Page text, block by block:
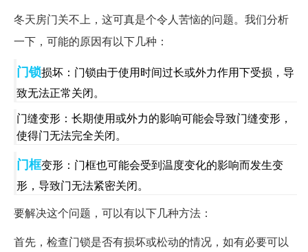
冬天房门关不上，这可真是个令人苦恼的问题。我们分析
一下，可能的原因有以下几种：
门锁损坏：门锁由于使用时间过长或外力作用下受损，导
致无法正常关闭。
门缝变形：长期使用或外力的影响可能会导致门缝变形，
使得门无法完全关闭。
门框变形：门框也可能会受到温度变化的影响而发生变
形，导致门无法紧密关闭。
要解决这个问题，可以有以下几种方法：
首先，检查门锁是否有损坏或松动的情况，如有必要可以